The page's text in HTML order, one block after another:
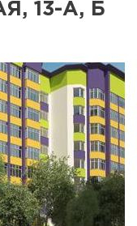
13-А, Б